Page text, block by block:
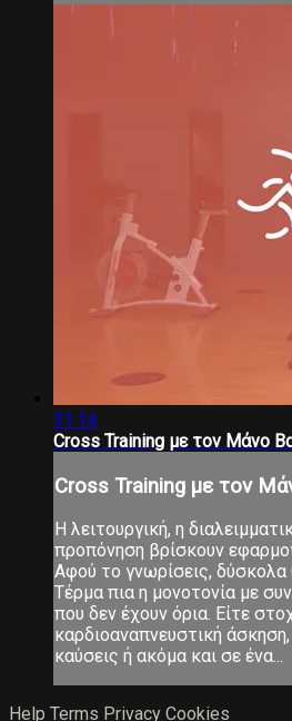
31:14
Cross Training με τον Μάνο
Cross Training με τον
Η λειτουργική, η
προπόνηση βρίσκουν
Αφού το γνωρίσεις, δύσκολα
Τέρμα πια η μονοτονία με
που δεν έχουν όρια. Είτε
καρδιοαναπνευστική
καύσεις ή ακόμα και σε ένα...
Help Terms Privacy Cookies